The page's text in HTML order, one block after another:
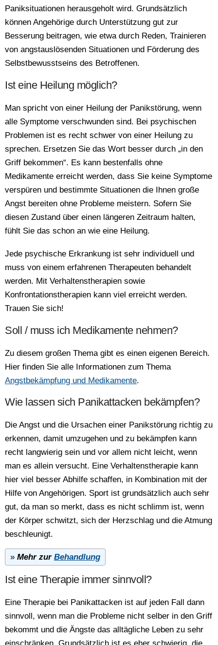
Paniksituationen herausgeholt wird. Grundsätzlich
können Angehörige durch Unterstützung gut zur
Besserung beitragen, wie etwa durch Reden, Trainieren
von angstauslösenden Situationen und Förderung des
Selbstbewusstseins des Betroffenen.
Ist eine Heilung möglich?
Man spricht von einer Heilung der Panikstörung, wenn
alle Symptome verschwunden sind. Bei psychischen
Problemen ist es recht schwer von einer Heilung zu
sprechen. Ersetzen Sie das Wort besser durch „in den
Griff bekommen“. Es kann bestenfalls ohne
Medikamente erreicht werden, dass Sie keine Symptome
verspüren und bestimmte Situationen die Ihnen große
Angst bereiten ohne Probleme meistern. Sofern Sie
diesen Zustand über einen längeren Zeitraum halten,
fühlt Sie das schon an wie eine Heilung.
Jede psychische Erkrankung ist sehr individuell und
muss von einem erfahrenen Therapeuten behandelt
werden. Mit Verhaltenstherapien sowie
Konfrontationstherapien kann viel erreicht werden.
Trauen Sie sich!
Soll / muss ich Medikamente nehmen?
Zu diesem großen Thema gibt es einen eigenen Bereich.
Hier finden Sie alle Informationen zum Thema
Angstbekämpfung und Medikamente.
Wie lassen sich Panikattacken bekämpfen?
Die Angst und die Ursachen einer Panikstörung richtig zu
erkennen, damit umzugehen und zu bekämpfen kann
recht langwierig sein und vor allem nicht leicht, wenn
man es allein versucht. Eine Verhaltenstherapie kann
hier viel besser Abhilfe schaffen, in Kombination mit der
Hilfe von Angehörigen. Sport ist grundsätzlich auch sehr
gut, da man so merkt, dass es nicht schlimm ist, wenn
der Körper schwitzt, sich der Herzschlag und die Atmung
beschleunigt.
» Mehr zur Behandlung
Ist eine Therapie immer sinnvoll?
Eine Therapie bei Panikattacken ist auf jeden Fall dann
sinnvoll, wenn man die Probleme nicht selber in den Griff
bekommt und die Ängste das alltägliche Leben zu sehr
einschränken. Grundsätzlich ist es eher schwierig, die